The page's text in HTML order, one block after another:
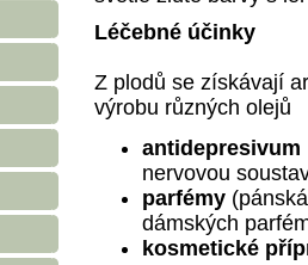
Léčebné účinky
Z plodů se získávají
výrobu různých olejů
antidepresivum
nervovou
parfémy
dámských
kosmetické